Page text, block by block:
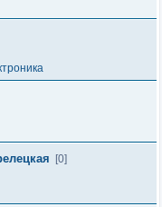
[0]